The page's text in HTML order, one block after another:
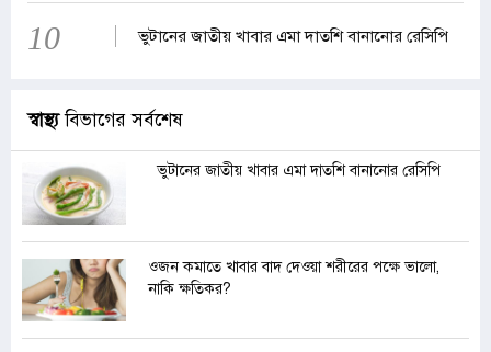
10 ভুটানের জাতীয় খাবার এমা দাতশি বানানোর রেসিপি
স্বাস্থ্যবিভাগের সর্বশেষ
ভুটানের জাতীয় খাবার এমা দাতশি বানানোর রেসিপি
ওজন কমাতে খাবার বাদ দেওয়া শরীরের পক্ষে ভালো,
নাকি ক্ষতিকর?